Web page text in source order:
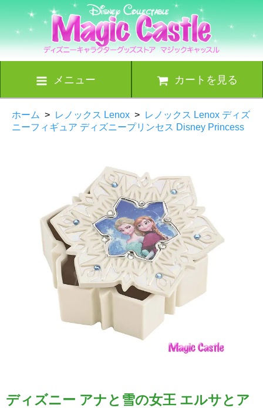
メニュー カートを見る
ホーム > レノックス Lenox > レノックス Lenox ディズ
ニーフィギュア ディズニープリンセス Disney Princess
ディズニー アナと雪の女王 エルサとア